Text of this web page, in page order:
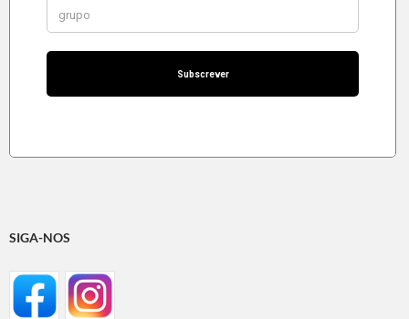
SIGA-NOS